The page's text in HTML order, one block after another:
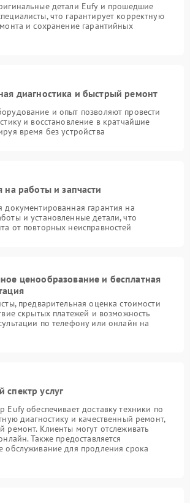
детали Eufy и прошедшие
что гарантирует корректную
и сохранение гарантийных
диагностика и быстрый ремонт
и опыт позволяют провести
и восстановление в кратчайшие
время без устройства
на работы и запчасти
документированная гарантия на
и установленные детали, что
от повторных неисправностей
ценообразование и бесплатная
предварительная оценка стоимости
скрытых платежей и возможность
по телефону или онлайн на
спектр услуг
Eufy обеспечивает доставку техники по
диагностику и качественный ремонт,
ремонт. Клиенты могут отслеживать
Также предоставляется
обслуживание для продления срока